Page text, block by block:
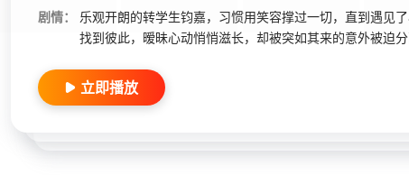
剧情：
乐观开朗的转学生钧嘉，习惯用笑容撑过一切，直到遇见
找到彼此，暧昧心动悄悄滋长，却被突如其来的意外被迫
立即播放